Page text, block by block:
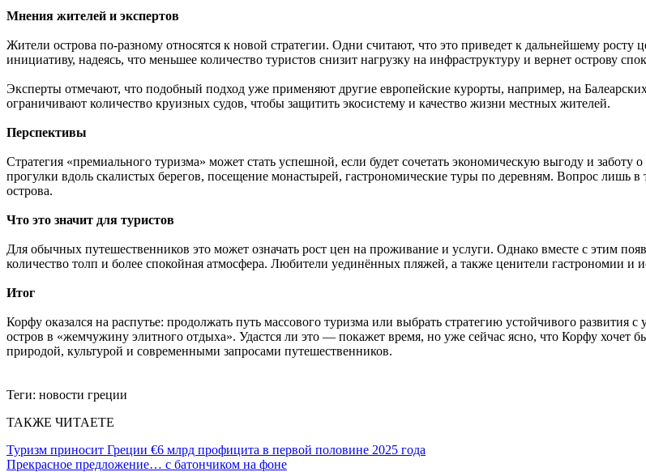
Мнения жителей и экспертов
Жители острова по-разному относятся к новой стратегии. Одни считают, что это приведет к дальнейшему
инициативу, надеясь, что меньшее количество туристов снизит нагрузку на инфраструктуру и вернет острову
Эксперты отмечают, что подобный подход уже применяют другие европейские курорты, например, на
ограничивают количество круизных судов, чтобы защитить экосистему и качество жизни местных жителей.
Перспективы
Стратегия «премиального туризма» может стать успешной, если будет сочетать экономическую выгоду и
прогулки вдоль скалистых берегов, посещение монастырей, гастрономические туры по деревням. Вопрос лишь
острова.
Что это значит для туристов
Для обычных путешественников это может означать рост цен на проживание и услуги. Однако вместе с этим
количество толп и более спокойная атмосфера. Любители уединённых пляжей, а также ценители гастрономии и
Итог
Корфу оказался на распутье: продолжать путь массового туризма или выбрать стратегию устойчивого развития
остров в «жемчужину элитного отдыха». Удастся ли это — покажет время, но уже сейчас ясно, что Корфу
природой, культурой и современными запросами путешественников.
Теги: новости греции
ТАКЖЕ ЧИТАЕТЕ
Туризм приносит Греции €6 млрд профицита в первой половине 2025 года
Прекрасное предложение… с батончиком на фоне